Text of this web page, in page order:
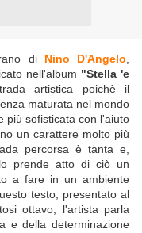
di Nino D'Angelo
nell'album "Stella 'e
artistica poichè il
maturata nel mondo
più sofisticata con l'aiuto
un carattere molto più
percorsa è tanta e,
prende atto di ciò un
a fare in un ambiente
testo, presentato al
ottavo, l'artista parla
e della determinazione